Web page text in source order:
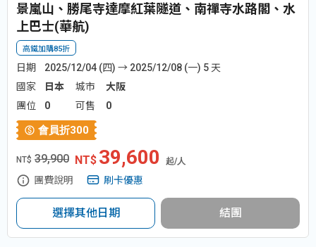
景嵐山、勝尾寺達摩紅葉隧道、南禪寺水路閣、水
上巴士(華航)
高鐵加購85折
日期
2025/12/04 (四) → 2025/12/08 (一) 5 天
國家
日本
團位
0
城市
大阪
可售
0
會員折300
NT$ 39,900 39,600 起/人
團費說明 刷卡優惠
選擇其他日期 結團